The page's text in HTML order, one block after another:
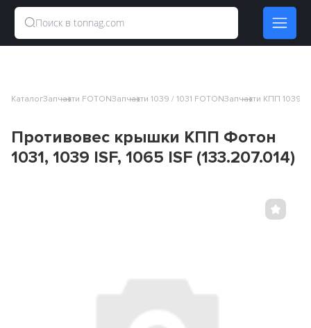
КаталогЗапчасти FOTONЗапчасти 1039 / 1031 FOTONЗапчасти КПП 1039 /
Противовес крышки КПП Фотон
1031, 1039 ISF, 1065 ISF (133.207.014)